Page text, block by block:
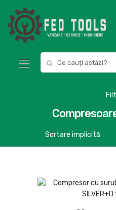
navigation
content
for: